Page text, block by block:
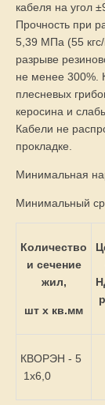
кабеля на угол
Прочность при
5,39 МПа (55
разрыве
не менее 300%.
плесневых
керосина и
Кабели не
прокладке.
Минимальная
Минимальный
Количество
и сечение
жил,
шт х кв.мм
КВОРЭН - 5
1х6,0